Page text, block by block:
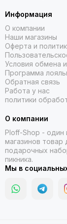
Информация
О компании
Наши магазины
Оферта и
Условия обмена
Программа
Обратная связь
Работа у нас
политики
О компании
Ploff-Shop - один
магазинов товар
подарочных
пикника.
Мы в